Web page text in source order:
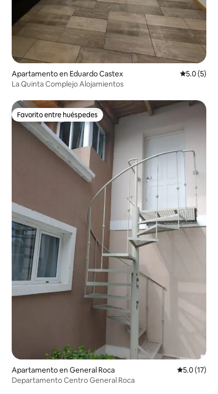
Apartamento en Eduardo Castex
5.0 (5)
La Quinta Complejo Alojamientos
Favorito entre huéspedes
Favorito entre huéspedes
Apartamento en General Roca Calificación
5.0 (17)
Departamento Centro General Roca